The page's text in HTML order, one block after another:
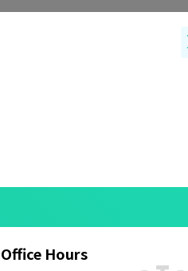
Office Hours